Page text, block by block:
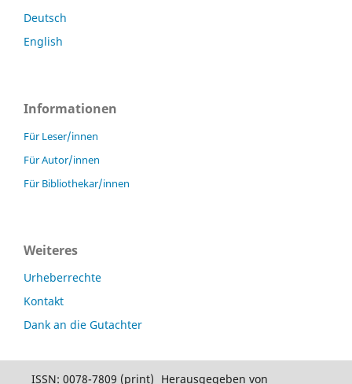
Deutsch
English
Informationen
Für Leser/innen
Für Autor/innen
Für Bibliothekar/innen
Weiteres
Urheberrechte
Kontakt
Dank an die Gutachter
ISSN: 0078-7809 (print) Herausgegeben von